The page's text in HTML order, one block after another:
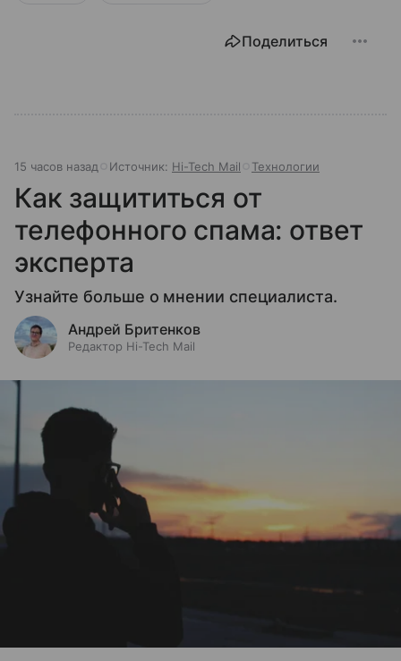
Поделиться
15 часов назад Источник: Hi-Tech Mail Технологии
Как защититься от
телефонного спама: ответ
эксперта
Узнайте больше о мнении специалиста.
Андрей Бритенков
Редактор Hi-Tech Mail